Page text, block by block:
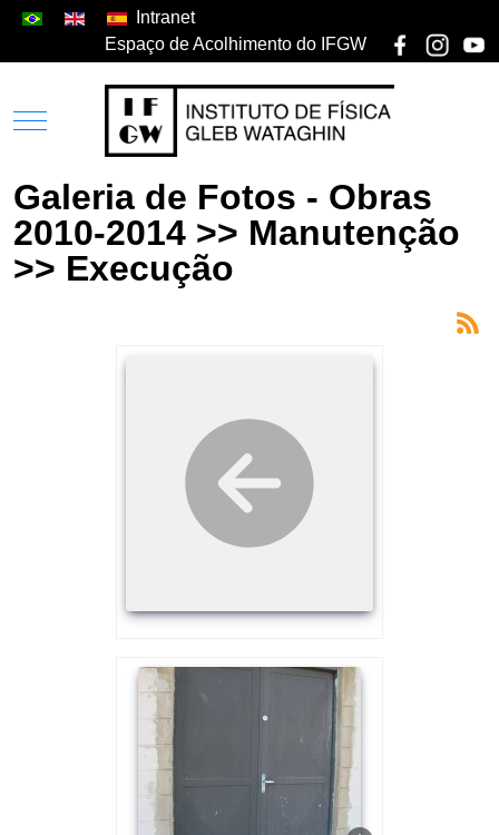
Intranet
Espaço de Acolhimento do IFGW
Galeria de Fotos - Obras
2010-2014 >> Manutenção
>> Execução